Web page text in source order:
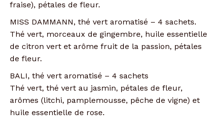
fraise), pétales de fleur.
MISS DAMMANN, thé vert aromatisé – 4 sachets.
Thé vert, morceaux de gingembre, huile essentielle
de citron vert et arôme fruit de la passion, pétales
de fleur.
BALI, thé vert aromatisé – 4 sachets
Thé vert, thé vert au jasmin, pétales de fleur,
arômes (litchi, pamplemousse, pêche de vigne) et
huile essentielle de rose.